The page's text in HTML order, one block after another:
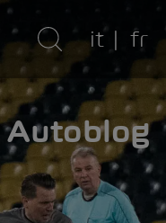
it fr